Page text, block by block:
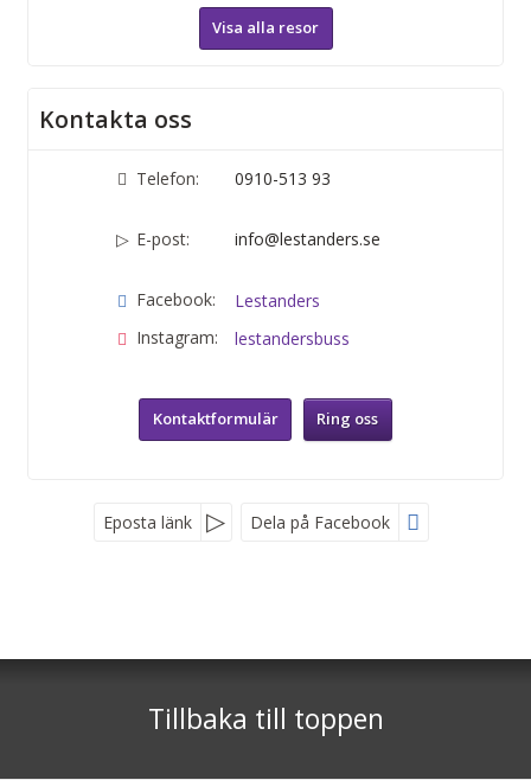
Visa alla resor
Kontakta oss
Telefon: 0910-513 93
E-post: info@lestanders.se
Facebook:
Lestanders
Instagram:
lestandersbuss
Kontaktformulär Ring oss
Eposta länk Dela på Facebook
Telefon 0910-513 93
Tillbaka till toppen